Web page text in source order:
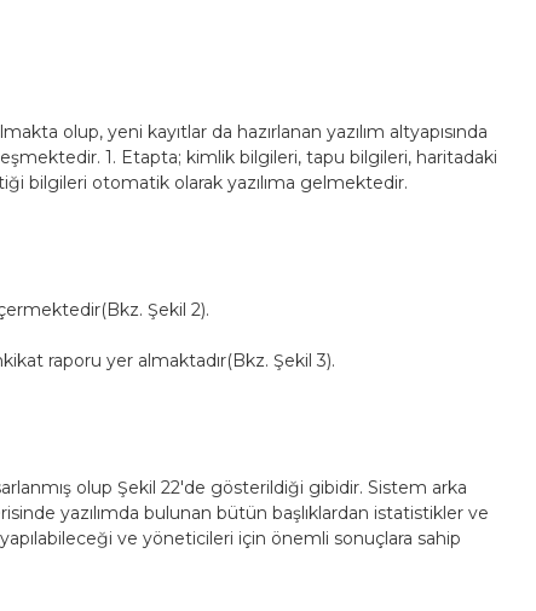
olup, yeni kayıtlar da hazırlanan yazılım altyapısında
1. Etapta; kimlik bilgileri, tapu bilgileri, haritadaki
bilgileri otomatik olarak yazılıma gelmektedir.
Şekil 2).
raporu yer almaktadır(Bkz. Şekil 3).
olup Şekil 22'de gösterildiği gibidir. Sistem arka
yazılımda bulunan bütün başlıklardan istatistikler ve
ve yöneticileri için önemli sonuçlara sahip